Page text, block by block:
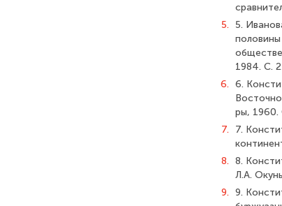
5. 5.
1984. С.
6. 6.
ры, 1960.
7.
7.
8. 8.
Л.А.
9. 9.